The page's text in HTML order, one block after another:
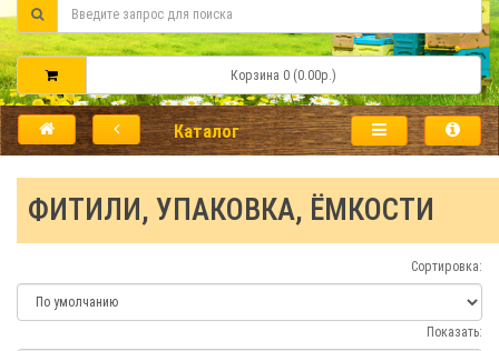
Корзина 0 (0.00р.)
Каталог
ФИТИЛИ, УПАКОВКА, ЁМКОСТИ
Сортировка:
Показать: